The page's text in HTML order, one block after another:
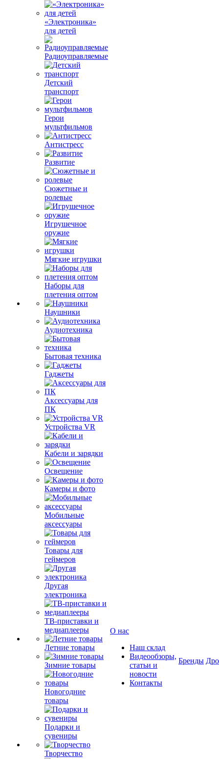
«Электроника»
для детей
Радиоуправляемые
Детский
транспорт
Герои
мультфильмов
Антистресс
Развитие
Сюжетные и
ролевые
Игрушечное
оружие
Мягкие игрушки
Наборы для
плетения оптом
Наушники
Аудиотехника
Бытовая техника
Гаджеты
Аксессуары для
ПК
Устройства VR
Кабели и зарядки
Освещение
Камеры и фото
Мобильные
аксессуары
Товары для
геймеров
Другая
электроника
ТВ-приставки и
медиаплееры
Летние товары
Зимние товары
Новогодние
товары
Подарки и
сувениры
Творчество
О нас
Наш склад
Видеообзоры,
статьи и
новости
Контакты
Бренды